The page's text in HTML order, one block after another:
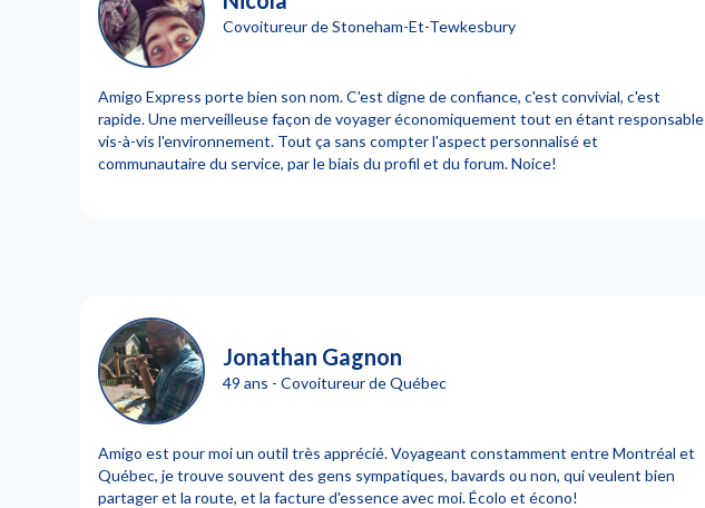
Covoitureur de Stoneham-Et-Tewkesbury
Amigo Express porte bien son nom. C'est digne de confiance, c'est convivial, c'est
rapide. Une merveilleuse façon de voyager économiquement tout en étant responsable
vis-à-vis l'environnement. Tout ça sans compter l'aspect personnalisé et
communautaire du service, par le biais du profil et du forum. Noice!
Jonathan Gagnon
49 ans - Covoitureur de Québec
Amigo est pour moi un outil très apprécié. Voyageant constamment entre Montréal et
Québec, je trouve souvent des gens sympatiques, bavards ou non, qui veulent bien
partager et la route, et la facture d'essence avec moi. Écolo et écono!